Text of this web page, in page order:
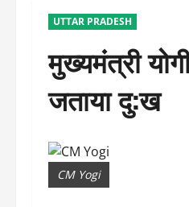
UTTAR PRADESH
मुख्यमंत्री
जताया दु:ख
CM Yogi